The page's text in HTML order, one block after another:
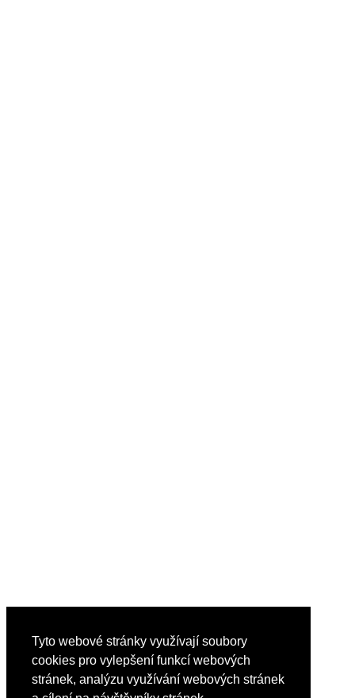
Tyto webové stránky využívají soubory
cookies pro vylepšení funkcí webových
stránek, analýzu využívání webových stránek